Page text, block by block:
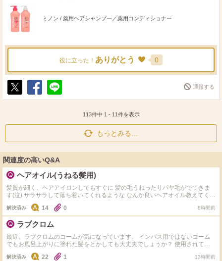
ミノン / 薬用ヘアシャンプー／薬用コンディショナー
役に立った！ ありがとう 0
ポ
シ
送
通報する
113件中 1 - 11件を表示
もっとみる…
関連度の高いQ&A
ヘアオイル(うねる髪用)
髪質が細く、ヘアアイロンしてもすぐに 髪の毛うねったりパヤ毛がでてきま
す(泣) サラサラして落ち着いてくれるような なんか良いヘアオイル教えてくだ
解決済み 14 0 8時間前
ラブクロム
最近、ラブクロムのコームが気になっています。 インバス用ではないコーム
でもお風呂上がりに塗れた髪をとかしても大丈夫でしょうか？ 使用されてい
る方どうされてますか？
解決済み 22 1 13時間前